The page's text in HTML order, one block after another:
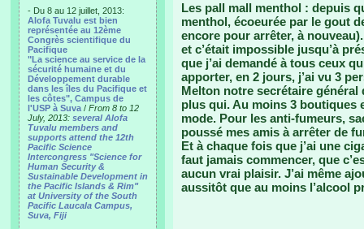
- Du 8 au 12 juillet, 2013:
Alofa Tuvalu est bien
représentée au 12ème
Congrès scientifique du
Pacifique
"La science au service de la
sécurité humaine et du
Développement durable
dans les îles du Pacifique et
les côtes", Campus de
l'USP à Suva / From 8 to 12
July, 2013: several Alofa
Tuvalu members and
supports attend the 12th
Pacific Science
Intercongress "Science for
Human Security &
Sustainable Development in
the Pacific Islands & Rim"
at University of the South
Pacific Laucala Campus,
Suva, Fiji
Les pall mall menthol : depuis
menthol, écoeurée par le gout
encore pour arrêter, à
et c’était impossible jusqu’à
que j’ai demandé à tous ceux
apporter, en 2 jours, j’ai vu 3
Melton notre secrétaire général
plus qui. Au moins 3 boutiques
mode. Pour les anti-fumeurs,
poussé mes amis à arrêter de
Et à chaque fois que j’ai une
faut jamais commencer, que
aucun vrai plaisir. J’ai même
aussitôt que au moins l’alcool